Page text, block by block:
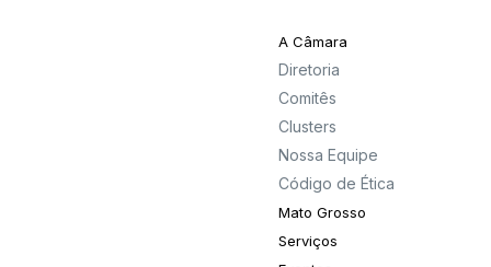
A Câmara
Diretoria
Comitês
Clusters
Nossa Equipe
Código de Ética
Mato Grosso
Serviços